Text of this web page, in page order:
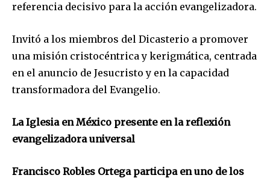
referencia decisivo para la acción evangelizadora.
Invitó a los miembros del Dicasterio a promover
una misión cristocéntrica y kerigmática, centrada
en el anuncio de Jesucristo y en la capacidad
transformadora del Evangelio.
La Iglesia en México presente en la reflexión
evangelizadora universal
Francisco Robles Ortega participa en uno de los